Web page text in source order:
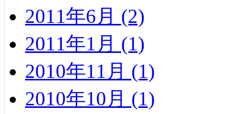
2011年6月 (2)
2011年1月 (1)
2010年11月 (1)
2010年10月 (1)